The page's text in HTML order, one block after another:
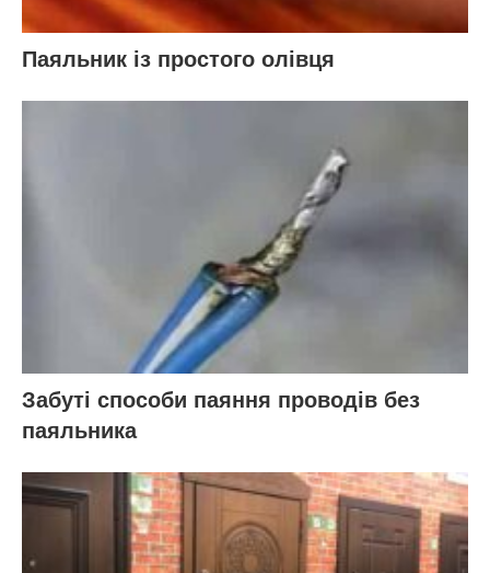
Паяльник із простого олівця
Забуті способи паяння проводів без
паяльника